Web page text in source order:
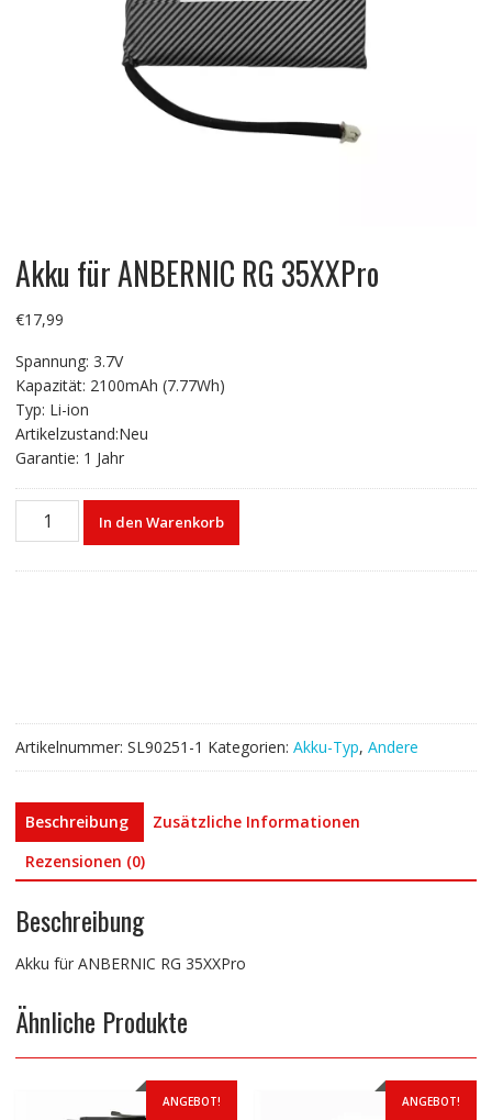
Akku für ANBERNIC RG 35XXPro
€17,99
Spannung: 3.7V
Kapazität: 2100mAh (7.77Wh)
Typ: Li-ion
Artikelzustand:Neu
Garantie: 1 Jahr
Akku
In den Warenkorb
Artikelnummer: SL90251-1 Kategorien: Akku-Typ, Andere
Beschreibung
Zusätzliche Informationen
Rezensionen (0)
Beschreibung
Akku für ANBERNIC RG 35XXPro
Ähnliche Produkte
ANGEBOT! ANGEBOT!